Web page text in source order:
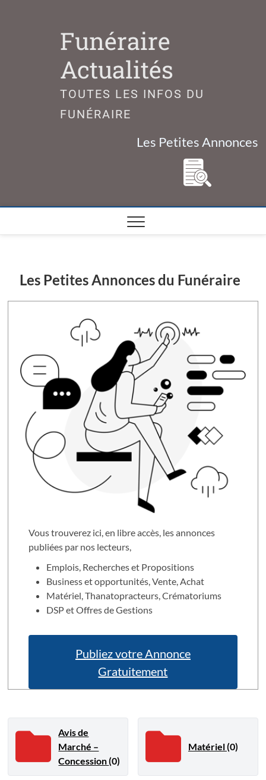
Funéraire
Actualités
TOUTES LES INFOS DU
FUNÉRAIRE
Les Petites Annonces
Les Petites Annonces du Funéraire
Vous trouverez ici, en libre accès, les annonces
publiées par nos lecteurs,
Emplois, Recherches et Propositions
Business et opportunités, Vente, Achat
Matériel, Thanatopracteurs, Crématoriums
DSP et Offres de Gestions
Publiez votre Annonce
Gratuitement
Avis de
Marché –
Concession(0)
Matériel(0)